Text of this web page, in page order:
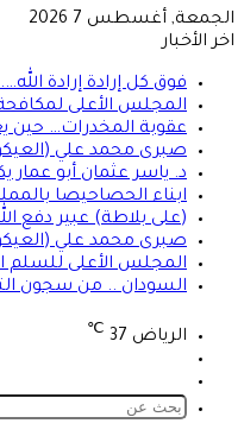
الجمعة, أغسطس 7 2026
اخر الأخبار
فوق كل إرادة إرادة
المجلس الأعلى
عقوبة المخدرات… حين
صبرى محمد علي
د. ياسر عثمان أبو
ابناء الحصاحيصا بالمملكة
(على بلاطة) عبير دفع
صبرى محمد علي
المجلس الأعلى للسلم
السودان .. من سجون
الرياض 37
℃
المظلم